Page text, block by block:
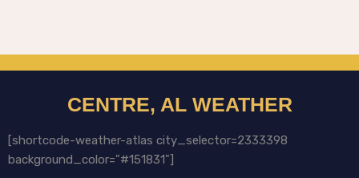
CENTRE, AL WEATHER
[shortcode-weather-atlas city_selector=2333398
background_color="#151831"]